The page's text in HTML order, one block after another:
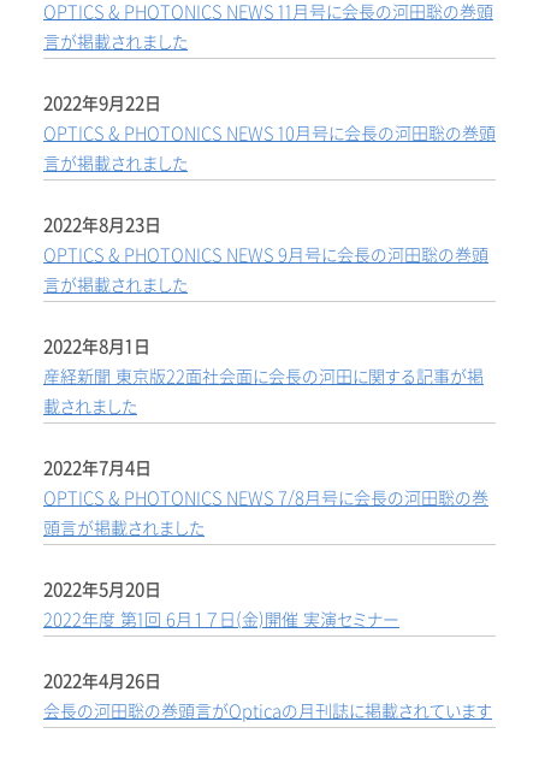
OPTICS & PHOTONICS NEWS 11月号に会長の河田聡の巻頭
言が掲載されました
2022年9月22日
OPTICS & PHOTONICS NEWS 10月号に会長の河田聡の巻頭
言が掲載されました
2022年8月23日
OPTICS & PHOTONICS NEWS 9月号に会長の河田聡の巻頭
言が掲載されました
2022年8月1日
産経新聞 東京版22面社会面に会長の河田に関する記事が掲
載されました
2022年7月4日
OPTICS & PHOTONICS NEWS 7/8月号に会長の河田聡の巻
頭言が掲載されました
2022年5月20日
2022年度 第1回 6月１７日(金)開催 実演セミナー
2022年4月26日
会長の河田聡の巻頭言がOpticaの月刊誌に掲載されています